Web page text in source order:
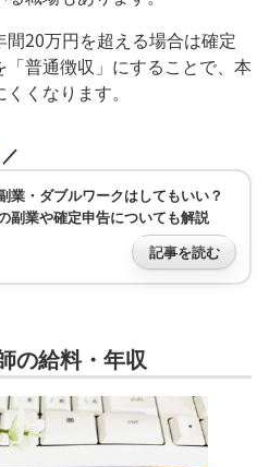
20万円を超える場合は確定
普通徴収」にすることで、本
くなります。
／
業・ダブルワークはしてもいい？
副業や確定申告についても解説
記事を読む
の給料・年収